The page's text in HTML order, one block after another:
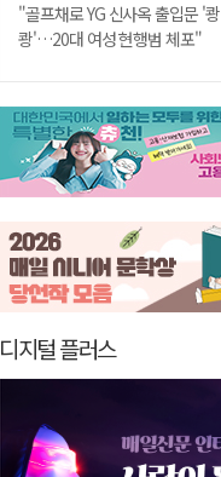
"골프채로 YG 신사옥 출입문 '쾅
쾅'…20대 여성 현행범 체포"
디지털 플러스